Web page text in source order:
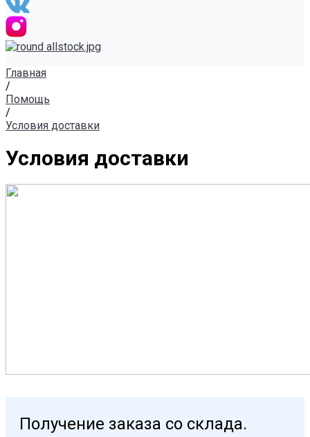
Главная
/
Помощь
/
Условия доставки
Условия доставки
Получение заказа со склада.